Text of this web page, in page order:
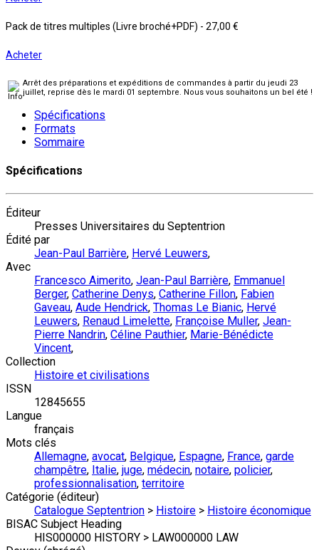
Pack de titres multiples (Livre broché+PDF) - 27,00 €
Acheter
Arrêt des préparations et expéditions de commandes à partir du jeudi 23
juillet, reprise dès le mardi 01 septembre. Nous vous souhaitons un bel été !
Spécifications
Formats
Sommaire
Spécifications
Éditeur
Presses Universitaires du Septentrion
Édité par
Jean-Paul Barrière, Hervé Leuwers,
Avec
Francesco Aimerito, Jean-Paul Barrière, Emmanuel
Berger, Catherine Denys, Catherine Fillon, Fabien
Gaveau, Aude Hendrick, Thomas Le Bianic, Hervé
Leuwers, Renaud Limelette, Françoise Muller, Jean-
Pierre Nandrin, Céline Pauthier, Marie-Bénédicte
Vincent,
Collection
Histoire et civilisations
ISSN
12845655
Langue
français
Mots clés
Allemagne, avocat, Belgique, Espagne, France, garde
champêtre, Italie, juge, médecin, notaire, policier,
professionnalisation, territoire
Catégorie (éditeur)
Catalogue Septentrion > Histoire > Histoire économique
BISAC Subject Heading
HIS000000 HISTORY > LAW000000 LAW